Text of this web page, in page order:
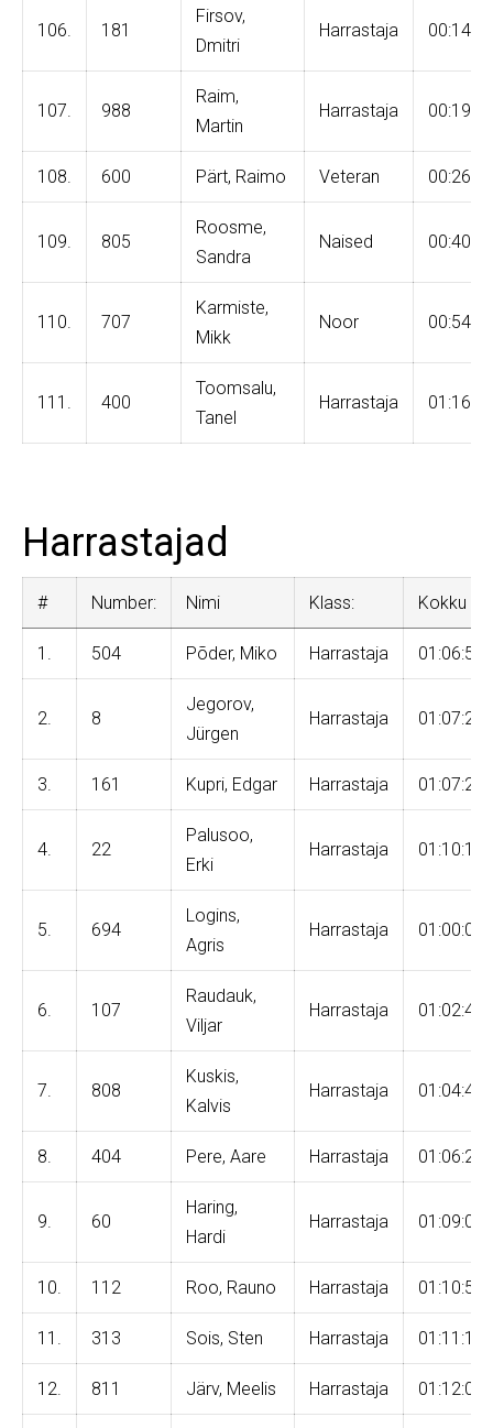
106. 181
Firsov,
Dmitri
Harrastaja
107. 988
Raim,
Martin
Harrastaja
108. 600 Pärt, Raimo Veteran
109. 805
Roosme,
Sandra
Naised
110. 707
Karmiste,
Mikk
Noor
111. 400
Toomsalu,
Tanel
Harrastaja
Harrastajad
# Number: Nimi Klass: Kokku
1. 504 Põder, Miko Harrastaja
2. 8
Jegorov,
Jürgen
Harrastaja
3. 161 Kupri, Edgar Harrastaja
4. 22
Palusoo,
Erki
Harrastaja
5. 694
Logins,
Agris
Harrastaja
6. 107
Raudauk,
Viljar
Harrastaja
7. 808
Kuskis,
Kalvis
Harrastaja
8. 404 Pere, Aare Harrastaja
9. 60
Haring,
Hardi
Harrastaja
10. 112 Roo, Rauno Harrastaja
11. 313 Sois, Sten Harrastaja
12. 811 Järv, Meelis Harrastaja